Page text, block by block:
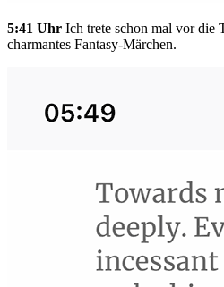
5:41 Uhr Ich trete schon mal vor die
charmantes Fantasy-Märchen.